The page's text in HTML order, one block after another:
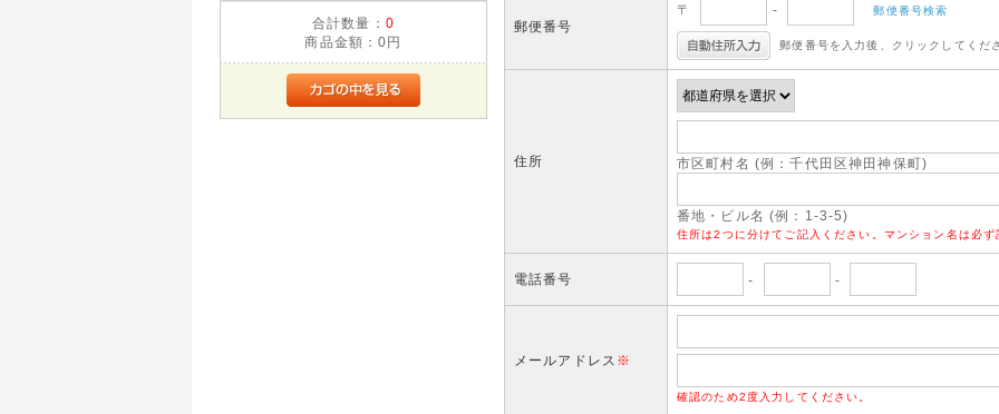
合計数量： 0
商品金額：0円
郵便番号
〒 - 郵便番号検索
郵便番号を入力後、クリックしてくだ
住所 市区町村名 (例：千代田区神田神保町)
番地・ビル名 (例：1-3-5)
住所は2つに分けてご記入ください。マンション名は必ず
電話番号 - -
メールアドレス ※
確認のため2度入力してください。